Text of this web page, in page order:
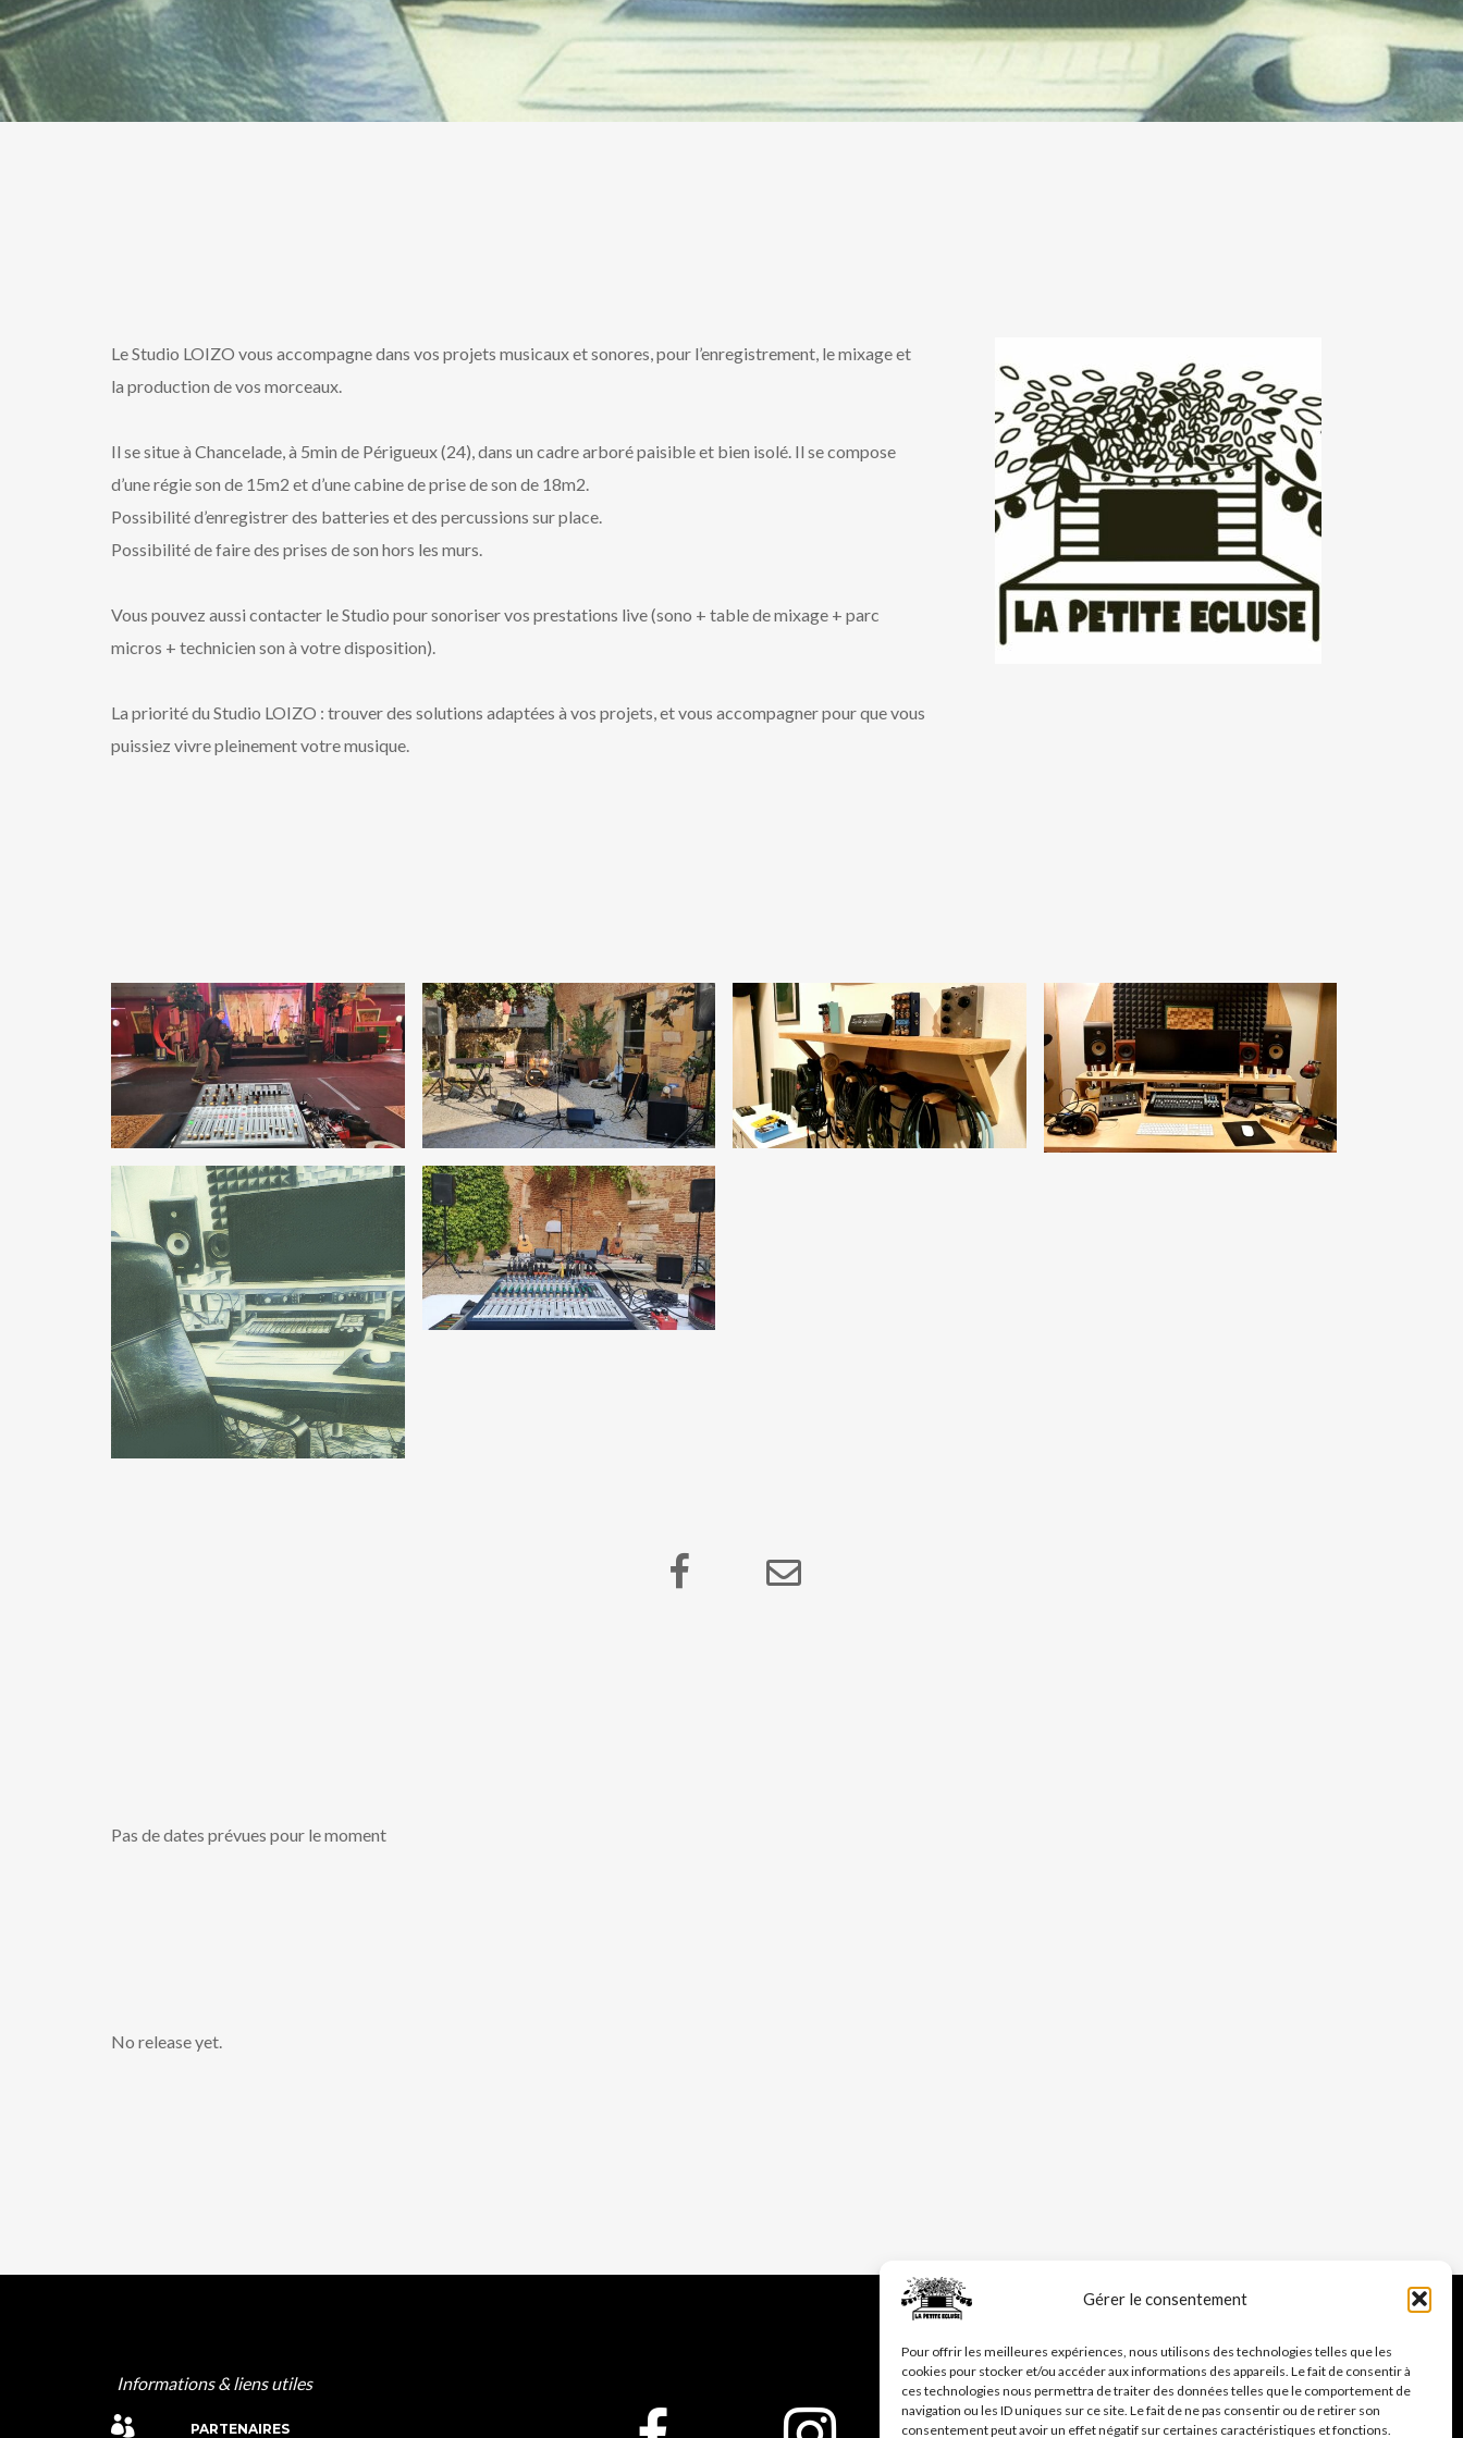
Gérer le consentement
Pour offrir les meilleures expériences, nous utilisons des technologies telles que les
cookies pour stocker et/ou accéder aux informations des appareils. Le fait de consentir à
ces technologies nous permettra de traiter des données telles que le comportement de
navigation ou les ID uniques sur ce site. Le fait de ne pas consentir ou de retirer son
consentement peut avoir un effet négatif sur certaines caractéristiques et fonctions.
Le Studio LOIZO vous accompagne dans vos projets musicaux et sonores, pour l’enregistrement, le mixage et
la production de vos morceaux.
Il se situe à Chancelade, à 5min de Périgueux (24), dans un cadre arboré paisible et bien isolé. Il se compose
d’une régie son de 15m2 et d’une cabine de prise de son de 18m2.
Possibilité d’enregistrer des batteries et des percussions sur place.
Possibilité de faire des prises de son hors les murs.
Vous pouvez aussi contacter le Studio pour sonoriser vos prestations live (sono + table de mixage + parc
micros + technicien son à votre disposition).
La priorité du Studio LOIZO : trouver des solutions adaptées à vos projets, et vous accompagner pour que vous
puissiez vivre pleinement votre musique.
Pas de dates prévues pour le moment
No release yet.
Informations & liens utiles
PARTENAIRES